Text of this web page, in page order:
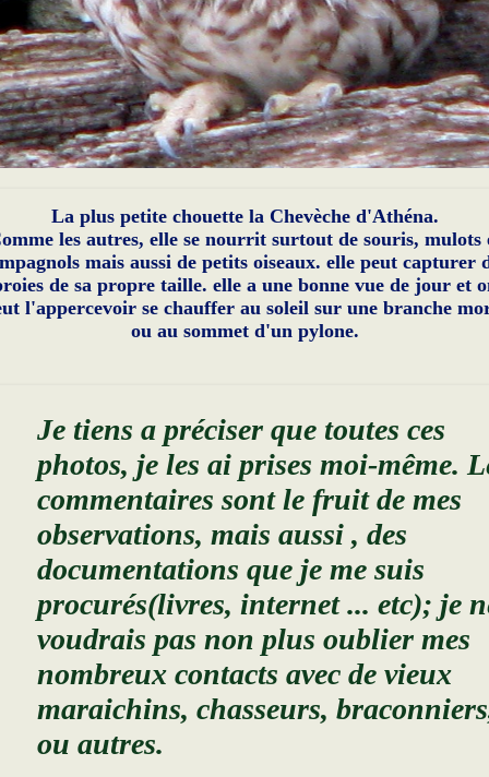
La plus petite chouette la Chevèche d'Athéna.
les autres, elle se nourrit surtout de souris, mulots
mais aussi de petits oiseaux. elle peut capturer
de sa propre taille. elle a une bonne vue de jour et
l'appercevoir se chauffer au soleil sur une branche
ou au sommet d'un pylone.
Je tiens a préciser que toutes ces
photos, je les ai prises moi-même.
commentaires sont le fruit de mes
observations, mais aussi , des
documentations que je me suis
procurés(livres, internet ... etc); je
voudrais pas non plus oublier mes
nombreux contacts avec de vieux
maraichins, chasseurs,
ou autres.